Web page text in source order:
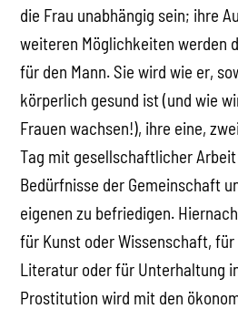
die Frau unabhängig sein; ihre
weiteren Möglichkeiten werden
für den Mann. Sie wird wie er,
körperlich gesund ist (und wie
Frauen wachsen!), ihre eine,
Tag mit gesellschaftlicher
Bedürfnisse der Gemeinschaft
eigenen zu befriedigen.
für Kunst oder Wissenschaft,
Literatur oder für Unterhaltung
Prostitution wird mit den